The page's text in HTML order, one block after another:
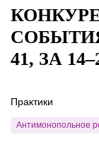
41, ЗА
Практики
Антимонопольное